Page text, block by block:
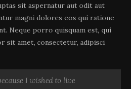
sit aspernatur aut odit aut
magni dolores eos qui ratione
Neque porro quisquam est, qui
sit amet, consectetur, adipisci
I wished to live